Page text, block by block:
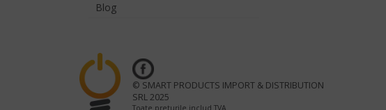
Blog
© SMART PRODUCTS IMPORT & DISTRIBUTION
SRL 2025